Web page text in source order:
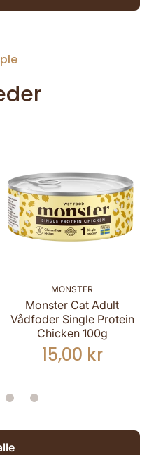
MONSTER
Monster Cat Adult
Vådfoder Single Protein
Chicken 100g
15,00 kr